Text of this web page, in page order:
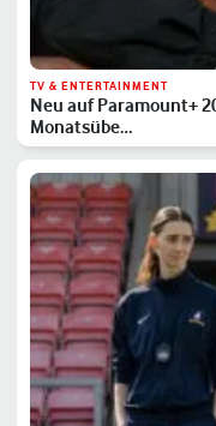
TV & ENTERTAINMENT
Neu auf Paramount+
Monatsübe…